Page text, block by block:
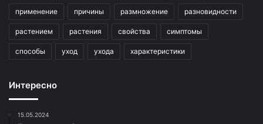
применение причины размножение разновидности
растением растения свойства симптомы
способы уход ухода характеристики
Интересно
15.05.2024